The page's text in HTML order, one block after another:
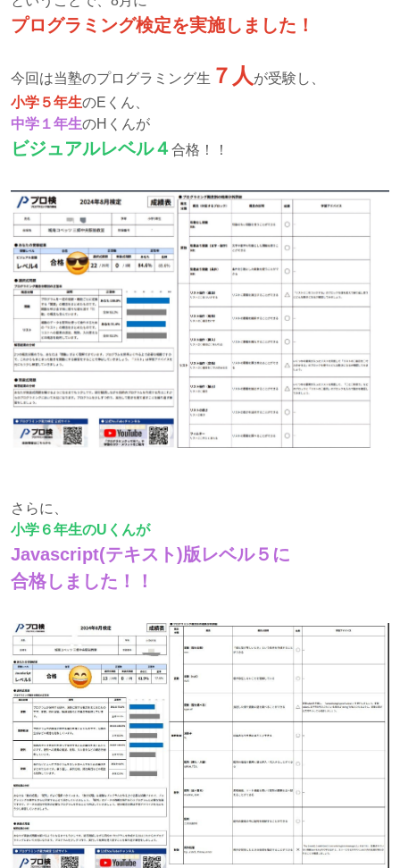
プログラミング検定を実施しました！
今回は当塾のプログラミング生 ７人 が受験し、
小学５年生のEくん、
中学１年生のHくんが
ビジュアルレベル４合格！！
さらに、
小学６年生のUくんが
Javascript(テキスト)版レベル５に
合格しました！！